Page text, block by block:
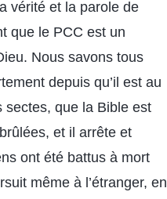
vérité et la parole de
que le PCC est un
Nous savons tous
depuis qu’il est au
sectes, que la Bible est
et il arrête et
ont été battus à mort
même à l’étranger, en